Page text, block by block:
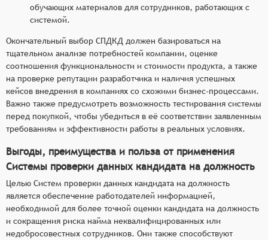
обучающих материалов для сотрудников, работающих с
системой.
Окончательный выбор СПДКД должен базироваться на
тщательном анализе потребностей компании, оценке
соотношения функциональности и стоимости продукта, а также
на проверке репутации разработчика и наличия успешных
кейсов внедрения в компаниях со схожими бизнес-процессами.
Важно также предусмотреть возможность тестирования системы
перед покупкой, чтобы убедиться в её соответствии заявленным
требованиям и эффективности работы в реальных условиях.
Выгоды, преимущества и польза от применения
Системы проверки данных кандидата на должность
Целью Систем проверки данных кандидата на должность
является обеспечение работодателей информацией,
необходимой для более точной оценки кандидата на должность
и сокращения риска найма неквалифицированных или
недобросовестных сотрудников. Они также способствуют